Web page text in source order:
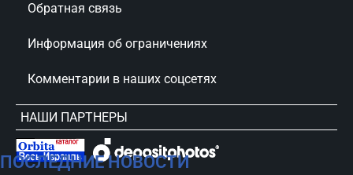
ПОСЛЕДНИЕ НОВОСТИ
Обратная связь
Информация об ограничениях
Комментарии в наших соцсетях
НАШИ ПАРТНЕРЫ